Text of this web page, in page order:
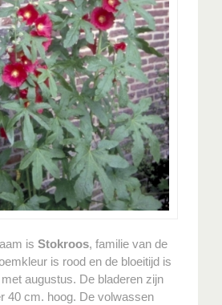
is Stokroos, familie van de
is rood en de bloeitijd is
augustus. De bladeren zijn
40 cm. hoog. De volwassen